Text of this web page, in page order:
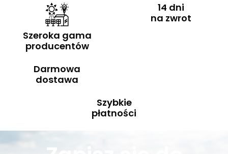
Szeroka gama
producentów
14 dni
na zwrot
Darmowa
dostawa
Szybkie
płatności